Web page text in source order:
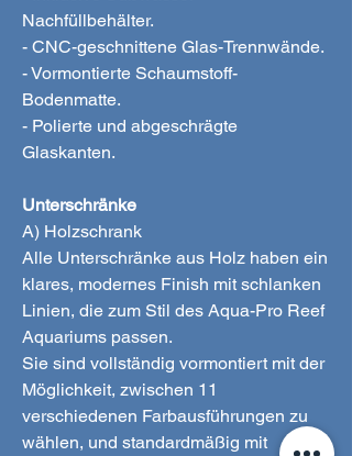
Nachfüllbehälter.
- CNC-geschnittene Glas-Trennwände.
- Vormontierte Schaumstoff-
Bodenmatte.
- Polierte und abgeschrägte
Glaskanten.
Unterschränke
A) Holzschrank
Alle Unterschränke aus Holz haben ein
klares, modernes Finish mit schlanken
Linien, die zum Stil des Aqua-Pro Reef
Aquariums passen.
Sie sind vollständig vormontiert mit der
Möglichkeit, zwischen 11
verschiedenen Farbausführungen zu
wählen, und standardmäßig mit